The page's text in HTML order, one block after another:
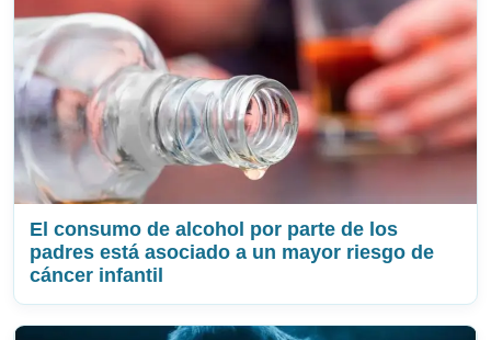
El consumo de alcohol por parte de los
padres está asociado a un mayor riesgo de
cáncer infantil